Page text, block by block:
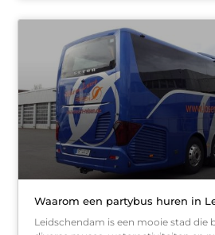
Waarom een partybus huren in
Leidschendam is een mooie stad die